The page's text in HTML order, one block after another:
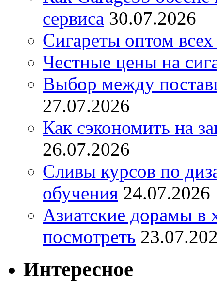
сервиса 30.07.2026
Сигареты оптом
Честные цены на
Выбор между
27.07.2026
Как сэкономить на
26.07.2026
Сливы курсов по
обучения 24.07.2026
Азиатские дорамы в
посмотреть
Интересное